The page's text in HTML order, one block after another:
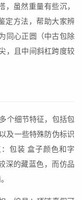
，虽然重量有些沉，
定方法，帮助大家辨
同心正圆（中古包除
，且中间斜杠跨度较
个细节特征，包括包
及一些特殊防伪标识
包装 盒子颜色和字
深的藏蓝色，而仿品